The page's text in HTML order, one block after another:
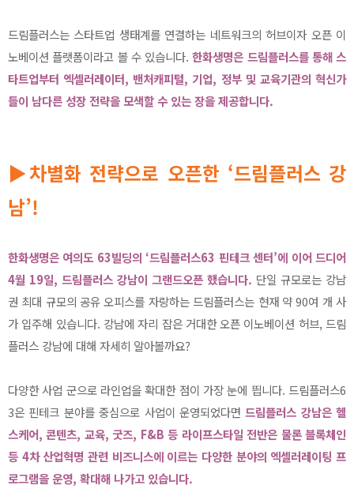
드림플러스는 스타트업 생태계를 연결하는 네트워크의 허브이자 오픈 이
노베이션 플랫폼이라고 볼 수 있습니다. 한화생명은 드림플러스를 통해 스
타트업부터 엑셀러레이터, 밴처캐피털, 기업, 정부 및 교육기관의 혁신가
들이 남다른 성장 전략을 모색할 수 있는 장을 제공합니다.
▶차별화 전략으로 오픈한 ‘드림플러스 강
남’!
한화생명은 여의도 63빌딩의 ‘드림플러스63 핀테크 센터’에 이어 드디어
4월 19일, 드림플러스 강남이 그랜드오픈 했습니다. 단일 규모로는 강남
권 최대 규모의 공유 오피스를 자랑하는 드림플러스는 현재 약 90여 개 사
가 입주해 있습니다. 강남에 자리 잡은 거대한 오픈 이노베이션 허브, 드림
플러스 강남에 대해 자세히 알아볼까요?
다양한 사업 군으로 라인업을 확대한 점이 가장 눈에 띕니다. 드림플러스6
3은 핀테크 분야를 중심으로 사업이 운영되었다면드림플러스 강남은 헬
스케어, 콘텐츠, 교육, 굿즈, F&B 등 라이프스타일 전반은 물론 블록체인
등 4차 산업혁명 관련 비즈니스에 이르는 다양한 분야의 엑셀러레이팅 프
로그램을 운영, 확대해 나가고 있습니다.